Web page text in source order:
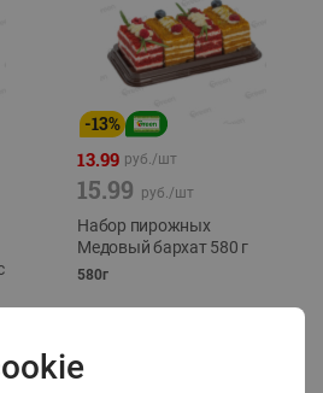
-13%
13.99 руб./шт
15.99 руб./шт
Набор пирожных
Медовый бархат 580 г
580г